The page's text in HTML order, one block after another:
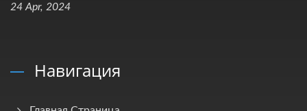
24 Apr, 2024
Навигация